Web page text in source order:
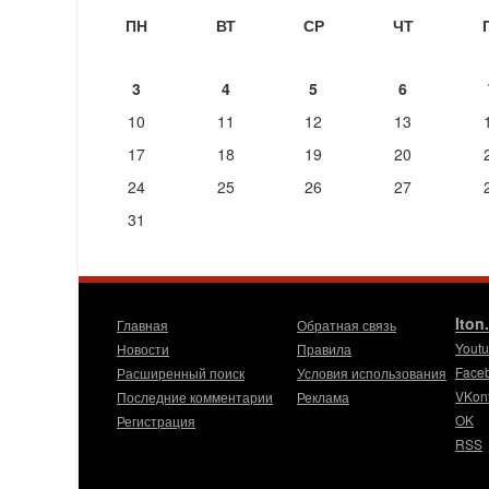
ПН
ВТ СР ЧТ
3
4 5 6
10
11 12 13
17
18 19 20
24
25 26 27
31
Главная
Новости
Расширенный поиск
Последние комментарии
Регистрация
Обратная связь
Правила
Условия использования
Реклама
OK
RSS